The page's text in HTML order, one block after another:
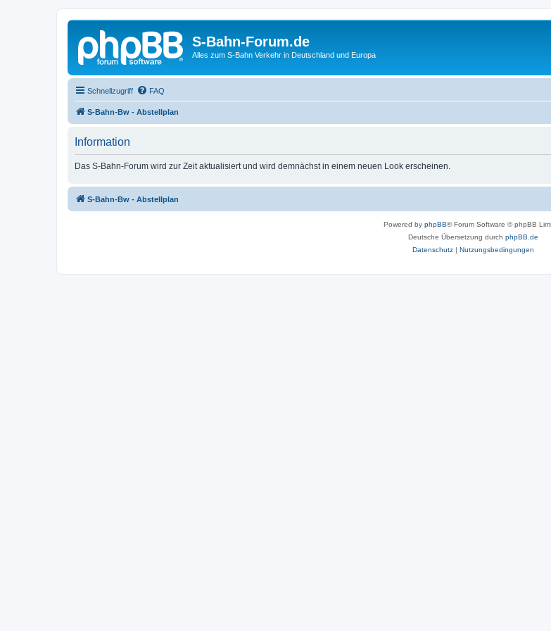
S-Bahn-Forum.de
Alles zum S-Bahn Verkehr in Deutschland und Europa
Schnellzugriff FAQ
S-Bahn-Bw - Abstellplan
Information
Das S-Bahn-Forum wird zur Zeit aktualisiert und wird demnächst in einem neuen Look erscheinen.
S-Bahn-Bw - Abstellplan
Powered by phpBB® Forum Software © phpBB
Deutsche Übersetzung durch phpBB.de
Datenschutz| Nutzungsbedingungen